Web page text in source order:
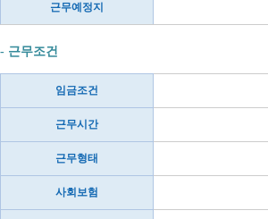
근무예정지
- 근무조건
임금조건
근무시간
근무형태
사회보험